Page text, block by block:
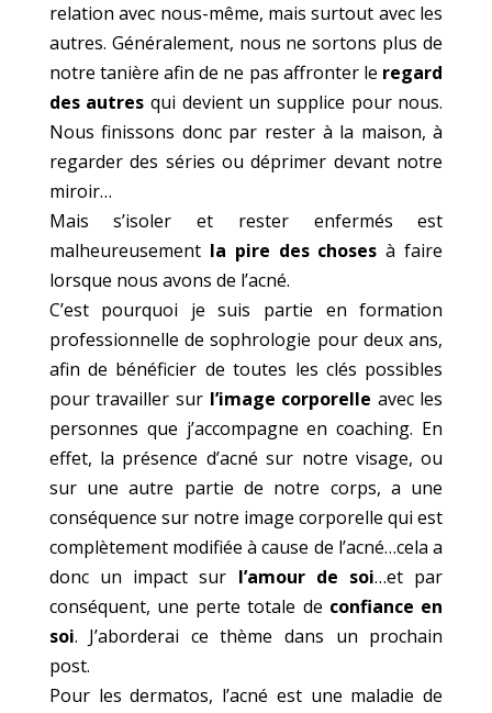
relation avec nous-même, mais surtout avec les
autres. Généralement, nous ne sortons plus de
notre tanière afin de ne pas affronter le regard
des autres qui devient un supplice pour nous.
Nous finissons donc par rester à la maison, à
regarder des séries ou déprimer devant notre
miroir…
Mais s’isoler et rester enfermés est
malheureusement la pire des choses à faire
lorsque nous avons de l’acné.
C’est pourquoi je suis partie en formation
professionnelle de sophrologie pour deux ans,
afin de bénéficier de toutes les clés possibles
pour travailler sur l’image corporelle avec les
personnes que j’accompagne en coaching. En
effet, la présence d’acné sur notre visage, ou
sur une autre partie de notre corps, a une
conséquence sur notre image corporelle qui est
complètement modifiée à cause de l’acné…cela a
donc un impact sur l’amour de soi…et par
conséquent, une perte totale de confiance en
soi. J’aborderai ce thème dans un prochain
post.
Pour les dermatos, l’acné est une maladie de